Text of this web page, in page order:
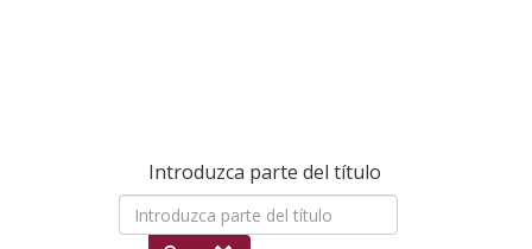
Introduzca parte del título